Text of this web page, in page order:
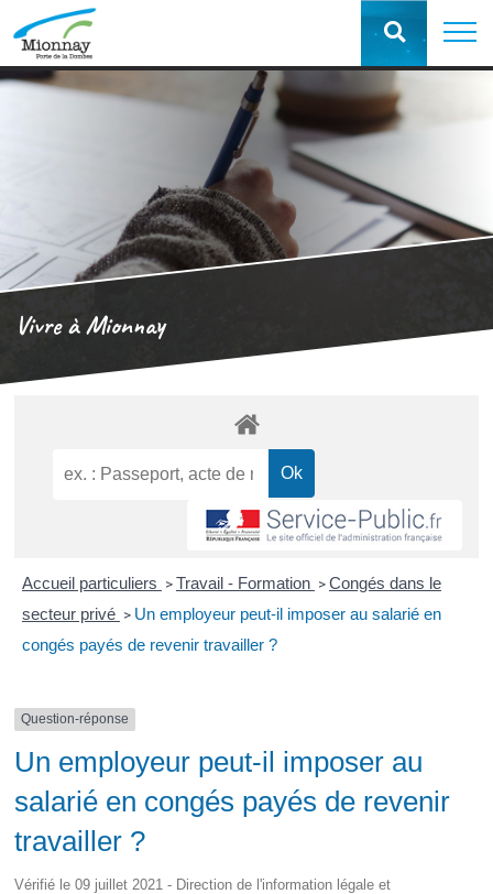
Vivre à Mionnay
Accueil particuliers > Travail - Formation > Congés dans le
secteur privé > Un employeur peut-il imposer au salarié en
congés payés de revenir travailler ?
Question-réponse
Un employeur peut-il imposer au
salarié en congés payés de revenir
travailler ?
Vérifié le 09 juillet 2021 - Direction de l'information légale et